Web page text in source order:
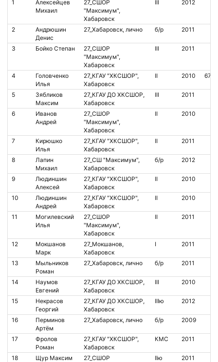
1
Алексейцев
Михаил
27_СШОР
"Максимум",
Хабаровск
III 2012
2
Андрюшин
Денис
27_Хабаровск, лично б/р 2011
3 Бойко Степан
27_СШОР
"Максимум",
Хабаровск
III 2011
4
Головченко
Илья
27_КГАУ "ХКСШОР",
Хабаровск
II 2010
5
Зябликов
Максим
27_КГАУ ДО ХКСШОР,
Хабаровск
III 2011
6
Иванов
Андрей
27_СШОР
"Максимум",
Хабаровск
II 2010
7
Кирюшко
Илья
27_КГАУ "ХКСШОР",
Хабаровск
II 2011
8
Лапин
Михаил
27_СШ "Максимум",
Хабаровск
б/р 2012
9
Людиншин
Алексей
27_КГАУ "ХКСШОР",
Хабаровск
II 2010
10
Людиншин
Андрей
27_КГАУ "ХКСШОР",
Хабаровск
II 2010
11
Могилевский
Илья
27_СШОР
"Максимум",
Хабаровск
II 2011
12
Мокшанов
Марк
27_Мокшанов,
Хабаровск
I 2011
13
Мыльников
Роман
27_Хабаровск, лично б/р 2011
14
Наумов
Евгений
27_КГАУ ДО ХКСШОР,
Хабаровск
III 2010
15
Некрасов
Георгий
27_КГАУ ДО ХКСШОР,
Хабаровск
IIIю 2012
16
Перминов
Артëм
27_Хабаровск, лично б/р 2009
17
Фролов
Роман
27_КГАУ "ХКСШОР",
Хабаровск
КМС 2011
18 Щур Максим
27_СШОР
IIю 2011